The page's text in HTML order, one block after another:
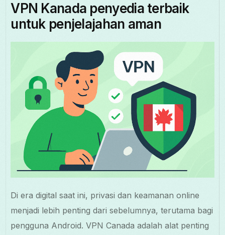
Indonesia
VPN Kanada penyedia terbaik
untuk penjelajahan aman
Di era digital saat ini, privasi dan keamanan online
menjadi lebih penting dari sebelumnya, terutama bagi
pengguna Android. VPN Canada adalah alat penting